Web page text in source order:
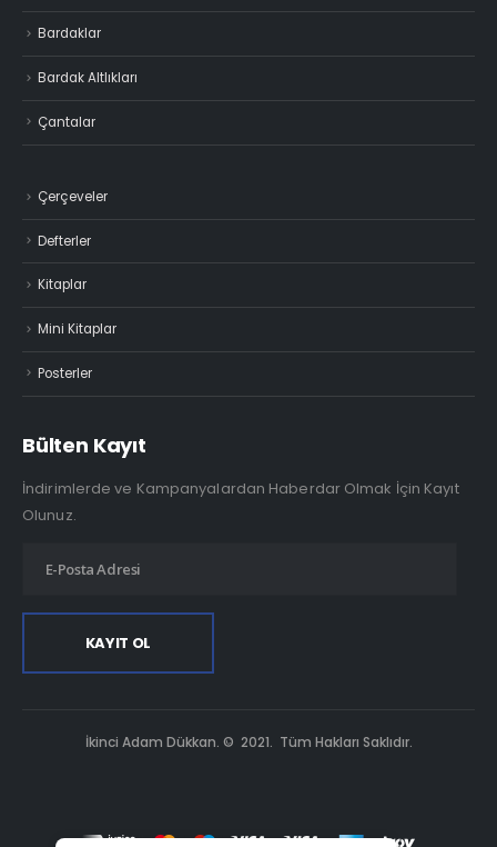
Bardaklar
Bardak Altlıkları
Çantalar
Çerçeveler
Defterler
Kitaplar
Mini Kitaplar
Posterler
Bülten Kayıt
İndirimlerde ve Kampanyalardan Haberdar Olmak İçin Kayıt
Olunuz.
İkinci Adam Dükkan. © 2021. Tüm Hakları Saklıdır.